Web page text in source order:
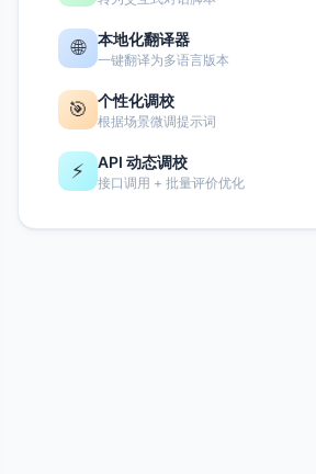
🌐 本地化翻译器
一键翻译为多语言版本
🎯 个性化调校
根据场景微调提示词
⚡ API 动态调校
接口调用 + 批量评价优化